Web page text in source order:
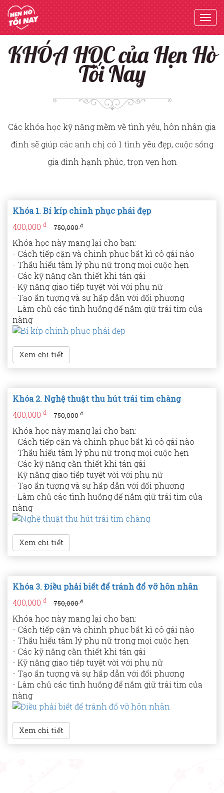
KHÓA HỌC của Hẹn Hò
Tối Nay
Các khóa học kỹ năng mềm về tình yêu, hôn nhân gia
đình sẽ giúp các anh chị có 1 tình yêu đẹp, cuộc sống
gia đình hạnh phúc, trọn vẹn hơn
Khóa 1. Bí kíp chinh phục phái đẹp
400,000 đ 750,000đ
Khóa học này mang lại cho bạn:
- Cách tiếp cận và chinh phục bất kì cô gái nào
- Thấu hiểu tâm lý phụ nữ trong mọi cuộc hẹn
- Các kỹ năng cần thiết khi tán gái
- Kỹ năng giao tiếp tuyệt vời với phụ nữ
- Tạo ấn tượng và sự hấp dẫn với đối phương
- Làm chủ các tình huống để nắm giữ trái tim của
nàng
Xem chi tiết
Khóa 2. Nghệ thuật thu hút trái tim chàng
400,000 đ 750,000đ
Khóa học này mang lại cho bạn:
- Cách tiếp cận và chinh phục bất kì cô gái nào
- Thấu hiểu tâm lý phụ nữ trong mọi cuộc hẹn
- Các kỹ năng cần thiết khi tán gái
- Kỹ năng giao tiếp tuyệt vời với phụ nữ
- Tạo ấn tượng và sự hấp dẫn với đối phương
- Làm chủ các tình huống để nắm giữ trái tim của
nàng
Xem chi tiết
Khóa 3. Điều phải biết để tránh đổ vỡ hôn nhân
400,000 đ 750,000đ
Khóa học này mang lại cho bạn:
- Cách tiếp cận và chinh phục bất kì cô gái nào
- Thấu hiểu tâm lý phụ nữ trong mọi cuộc hẹn
- Các kỹ năng cần thiết khi tán gái
- Kỹ năng giao tiếp tuyệt vời với phụ nữ
- Tạo ấn tượng và sự hấp dẫn với đối phương
- Làm chủ các tình huống để nắm giữ trái tim của
nàng
Xem chi tiết